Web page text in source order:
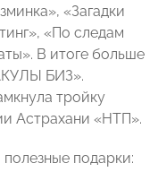
«Загадки
«По следам
В итоге больше
БИЗ».
тройку
Астрахани «НТП».
подарки: